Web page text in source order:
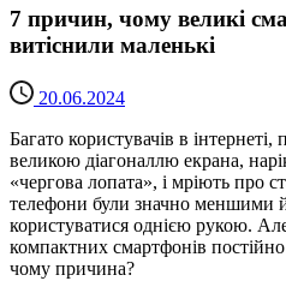
7 причин, чому великі
витіснили маленькі
20.06.2024
Багато користувачів в
великою діагоналлю екрана,
«чергова лопата», і мріють про
телефони були значно меншими
користуватися однією рукою.
компактних смартфонів постійно
чому причина?